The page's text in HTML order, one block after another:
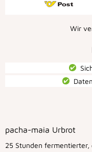
Wir
pacha-maia Urbrot
25 Stunden